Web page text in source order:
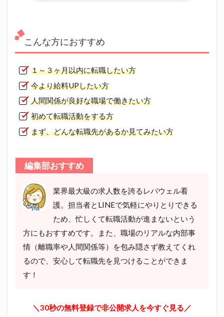
こんな方におすすめ
１～３ヶ月以内に転職したい方
今より給料UPしたい方
人間関係が良好な職場で働きたい方
初めて転職活動をする方
まず、どんな転職先があるか見てみたい方
編集部おすすめ
業界最大級の求人数を誇るレバウェル看
護。担当者とLINEで気軽にやりとりできる
ため、忙しくて転職活動が進まないという
方にもおすすめです。また、職場のリアルな内部事
情（離職率や人間関係等）を包み隠さず教えてくれ
るので、安心して転職先を見つけることができま
す！
＼30秒の無料登録で非公開求人を今すぐ見る／